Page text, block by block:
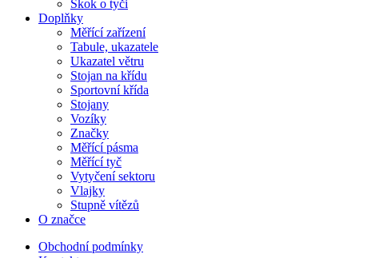
Skok o tyči
Doplňky
Měřící zařízení
Tabule, ukazatele
Ukazatel větru
Stojan na křídu
Sportovní křída
Stojany
Vozíky
Značky
Měřící pásma
Měřící tyč
Vytyčení sektoru
Vlajky
Stupně vítězů
O značce
Obchodní podmínky